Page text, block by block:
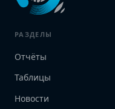
РАЗДЕЛЫ
Отчёты
Таблицы
Новости